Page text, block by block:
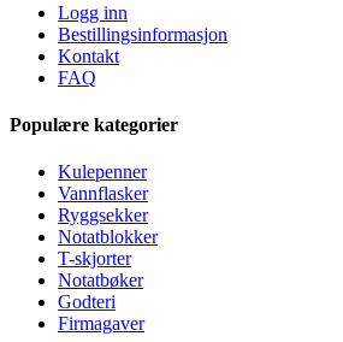
Logg inn
Bestillingsinformasjon
Kontakt
FAQ
Populære kategorier
Kulepenner
Vannflasker
Ryggsekker
Notatblokker
T-skjorter
Notatbøker
Godteri
Firmagaver